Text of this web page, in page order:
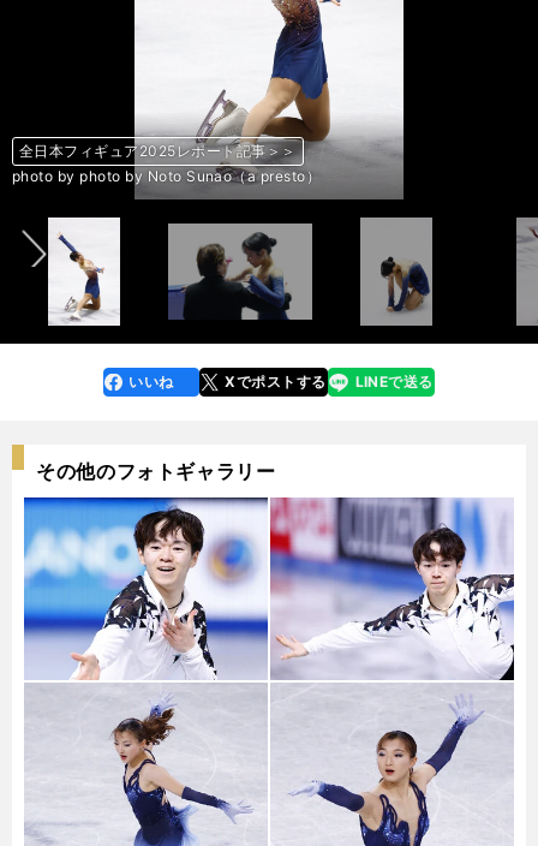
全日本フィギュア2025レポート記事＞＞
photo by photo by Noto Sunao（a presto）
全日本フィギュア2025レポート記事＞＞
photo by photo by Noto Sunao（a presto）
全日本フィギュア2025レポート記事＞＞
photo by photo by Noto Sunao（a presto）
全日本フィギュア2025レポート記事＞＞
photo by photo by Noto Sunao（a presto）
全日本フィギュア2025レポート記事＞＞
photo by photo by Noto Sunao（a presto）
全日本フィギュア2025レポート記事＞＞
photo by photo by Noto Sunao（a presto）
全日本フィギュア2025レポート記事＞＞
photo by photo by Noto Sunao（a presto）
全日本フィギュア2025レポート記事＞＞
photo by photo by Noto Sunao（a presto）
全日本フィギュア2025レポート記事＞＞
photo by photo by Noto Sunao（a presto）
全日本フィギュア2025レポート記事＞＞
photo by photo by Noto Sunao（a presto）
全日本フィギュア2025レポート記事＞＞
photo by photo by Noto Sunao（a presto）
全日本フィギュア2025レポート記事＞＞
photo by photo by Noto Sunao（a presto）
全日本フィギュア2025レポート記事＞＞
photo by photo by Noto Sunao（a presto）
全日本フィギュア2025レポート記事＞＞
photo by photo by Noto Sunao（a presto）
全日本フィギュア2025レポート記事＞＞
photo by photo by Noto Sunao（a presto）
全日本フィギュア2025レポート記事＞＞
photo by photo by Noto Sunao（a presto）
全日本フィギュア2025レポート記事＞＞
photo by photo by Noto Sunao（a presto）
全日本フィギュア2025レポート記事＞＞
photo by photo by Noto Sunao（a presto）
全日本フィギュア2025レポート記事＞＞
photo by photo by Noto Sunao（a presto）
全日本フィギュア2025レポート記事＞＞
photo by photo by Noto Sunao（a presto）
全日本フィギュア2025レポート記事＞＞
photo by photo by Noto Sunao（a presto）
全日本フィギュア2025レポート記事＞＞
photo by photo by Noto Sunao（a presto）
全日本フィギュア2025レポート記事＞＞
photo by photo by Noto Sunao（a presto）
全日本フィギュア2025レポート記事＞＞
photo by photo by Noto Sunao（a presto）
前へ
faceboo
k
いいね Xでポストする
line LINEで送る
その他のフォトギャラリー